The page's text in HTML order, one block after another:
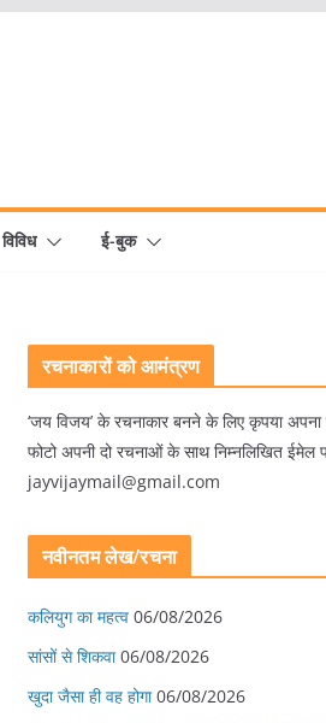
विविध ई-बुक
रचनाकारों को आमंत्रण
‘जय विजय’ के रचनाकार बनने के लिए कृपया
फोटो अपनी दो रचनाओं के साथ निम्नलिखित
jayvijaymail@gmail.com
नवीनतम लेख/रचना
कलियुग का महत्व 06/08/2026
सांसों से शिकवा 06/08/2026
खुदा जैसा ही वह होगा 06/08/2026